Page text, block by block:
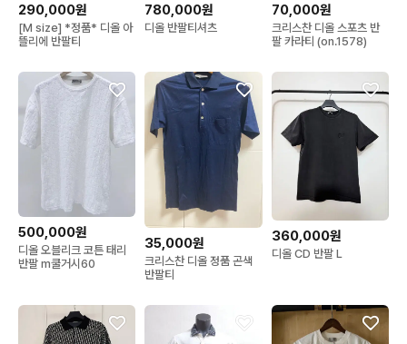
290,000원
[M size] *정품* 디올 아
뜰리에 반팔티
780,000원
디올 반팔티셔츠
70,000원
크리스찬 디올 스포츠 반
팔 카라티 (on.1578)
500,000원
디올 오블리크 코튼 태리
반팔 m쿨거시60
35,000원
크리스찬 디올 정품 곤색
반팔티
360,000원
디올 CD 반팔 L